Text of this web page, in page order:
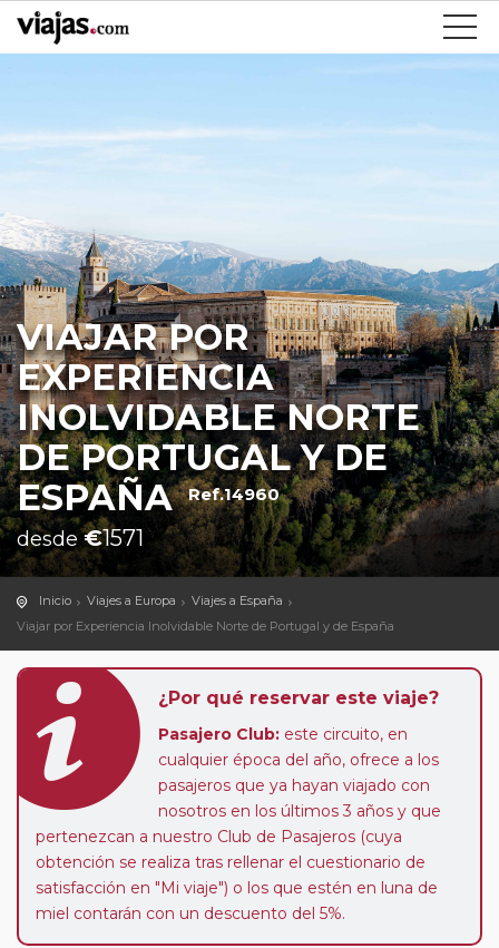
VIAJAR POR
EXPERIENCIA
INOLVIDABLE NORTE
DE PORTUGAL Y DE
ESPAÑA Ref.14960
desde€1571
Inicio Viajes a Europa
Viajes a España
Viajar por Experiencia Inolvidable Norte de Portugal y de España
¿Por qué reservar este viaje?
Pasajero Club: este circuito, en
cualquier época del año, ofrece a los
pasajeros que ya hayan viajado con
nosotros en los últimos 3 años y que
pertenezcan a nuestro Club de Pasajeros (cuya
obtención se realiza tras rellenar el cuestionario de
satisfacción en "Mi viaje") o los que estén en luna de
miel contarán con un descuento del 5%.